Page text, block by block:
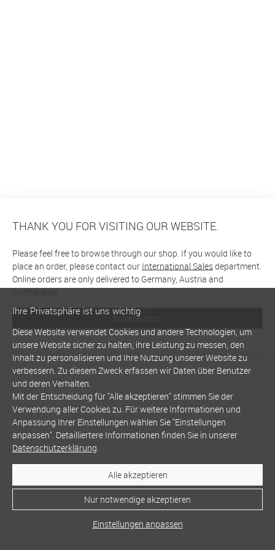
THANK YOU FOR VISITING OUR WEBSITE.
Please feel free to browse through our shop. If you would like to
place an order, please contact our International Salesdepartment.
Online orders are only delivered to Germany, Austria and
Switzerland
Browse shop
Ihre Privatsphäre ist uns wichtig
Diese Website verwendet Cookies und andere Technologien, um
unsere Website sicher zu halten, ihre Leistung zu messen, den
Inhalt zu personalisieren und Ihre Nutzung unserer Website zu
verbessern. Zu diesem Zweck erfassen wir Daten über Benutzer
und deren Verhalten.
Mit der Entscheidung für "Alle akzeptieren" stimmen Sie der
Verwendung aller Cookies zu. Für weitere Informationen und
Anpassung Ihrer Einstellungen wählen Sie "Einstellungen
anpassen". Detailliertere Informationen finden Sie in unserer
Datenschutzerklärung.
Alle akzeptieren
Nur notwendige akzeptieren
Einstellungen anpassen